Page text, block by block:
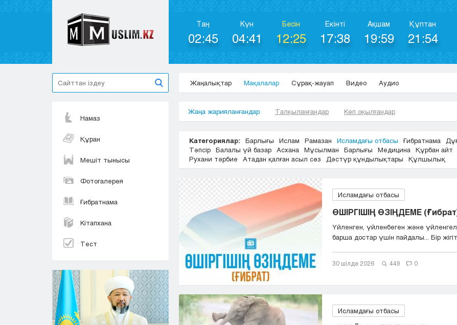
Таң
02:45
Күн
04:41
Бесін
12:25
Екінті
17:38
Ақшам
19:59
Құптан
21:54
Жаңалықтар Мақалалар Сұрақ-жауап Видео Аудио
Намаз
Құран
Мешіт тынысы
Фотогалерея
Ғибратнама
Кітапхана
Тест
Жаңа жарияланғандар Талқыланғандар Көп оқылғандар
Категориялар: Барлығы Ислам Рамазан Исламдағы отбасы Ғибратнама
Тәпсір
Балалы үй базар Асхана Мұсылман Барлығы Медицина Құрбан айт
Рухани тәрбие
Атадан қалған асыл сөз Дәстүр құндылықтары Құлшылық
Исламдағы отбасы
ӨШІРГІШІҢ ӨЗІҢДЕМЕ
Үйленген, үйленбеген жəне
барша достар үшін пайдалы... Бір жігіт
30 шілде 2026 449 0
Исламдағы отбасы